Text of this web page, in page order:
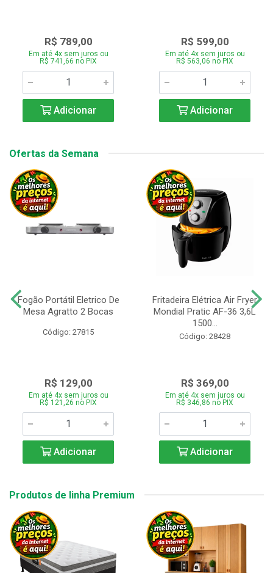
R$ 789,00
Em até 4x sem juros ou
R$ 741,66 no PIX
Adicionar
R$ 599,00
Em até 4x sem juros ou
R$ 563,06 no PIX
Adicionar
Ofertas da Semana
Fogão Portátil Eletrico De
Mesa Agratto 2 Bocas
Código: 27815
R$ 129,00
Em até 4x sem juros ou
R$ 121,26 no PIX
Adicionar
Fritadeira Elétrica Air Fryer
Mondial Pratic AF-36 3,6L
1500...
Código: 28428
R$ 369,00
Em até 4x sem juros ou
R$ 346,86 no PIX
Adicionar
Produtos de linha Premium